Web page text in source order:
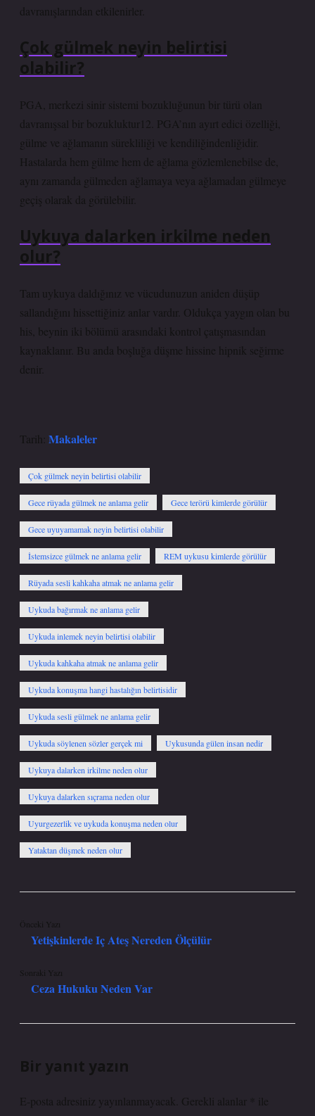
davranışlarından etkilenirler.
Çok gülmek neyin belirtisi
olabilir?
PGA, merkezi sinir sistemi bozukluğunun bir türü olan
davranışsal bir bozukluktur12. PGA’nın ayırt edici özelliği,
gülme ve ağlamanın sürekliliği ve kendiliğindenliğidir.
Hastalarda hem gülme hem de ağlama gözlemlenebilse de,
aynı zamanda gülmeden ağlamaya veya ağlamadan gülmeye
geçiş olarak da görülebilir.
Uykuya dalarken irkilme neden
olur?
Tam uykuya daldığınız ve vücudunuzun aniden düşüp
sallandığını hissettiğiniz anlar vardır. Oldukça yaygın olan bu
his, beynin iki bölümü arasındaki kontrol çatışmasından
kaynaklanır. Bu anda boşluğa düşme hissine hipnik seğirme
denir.
Tarih: Makaleler
Çok gülmek neyin belirtisi olabilir
Gece rüyada gülmek ne anlama gelir Gece terörü kimlerde görülür
Gece uyuyamamak neyin belirtisi olabilir
İstemsizce gülmek ne anlama gelir REM uykusu kimlerde görülür
Rüyada sesli kahkaha atmak ne anlama gelir
Uykuda bağırmak ne anlama gelir
Uykuda inlemek neyin belirtisi olabilir
Uykuda kahkaha atmak ne anlama gelir
Uykuda konuşma hangi hastalığın belirtisidir
Uykuda sesli gülmek ne anlama gelir
Uykuda söylenen sözler gerçek mi Uykusunda gülen insan nedir
Uykuya dalarken irkilme neden olur
Uykuya dalarken sıçrama neden olur
Uyurgezerlik ve uykuda konuşma neden olur
Yataktan düşmek neden olur
Önceki Yazı
Yetişkinlerde Iç Ateş Nereden Ölçülür
Sonraki Yazı
Ceza Hukuku Neden Var
Bir yanıt yazın
E-posta adresiniz yayınlanmayacak. Gerekli alanlar
ile